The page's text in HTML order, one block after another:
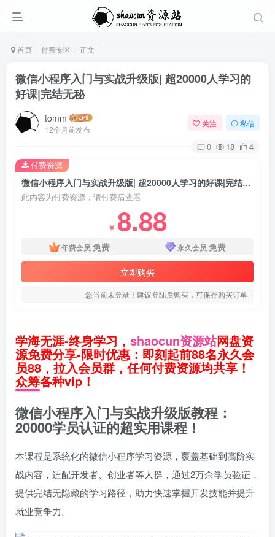
首页 付费专区 正文
微信小程序入门与实战升级版| 超20000人学习的
好课|完结无秘
tomm
12个月前发布
关注 私信
0 18 4
微信小程序入门与实战升级版| 超20000人学习的好课|完结无秘
此内容为付费资源，请付费后查看
￥ 8.88
年费会员 免费 永久会员 免费
立即购买
您当前未登录！建议登陆后购买，可保存购买订单
付费资源
学海无涯-终身学习， shaocun资源站网盘资
源免费分享-限时优惠：即刻起前88名永久会
员88，拉入会员群，任何付费资源均共享！
众筹各种vip！
微信小程序入门与实战升级版教程：
20000学员认证的超实用课程！
本课程是系统化的微信小程序学习资源，覆盖基础到高阶实
战内容，适配开发者、创业者等人群，通过2万余学员验证，
提供完结无隐藏的学习路径，助力快速掌握开发技能并提升
就业竞争力。